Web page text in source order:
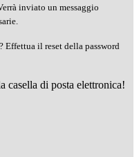
inviato un messaggio
Effettua il reset della password
casella di posta elettronica!